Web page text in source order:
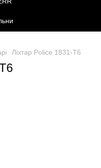
Ліхтар Police 1831-T6